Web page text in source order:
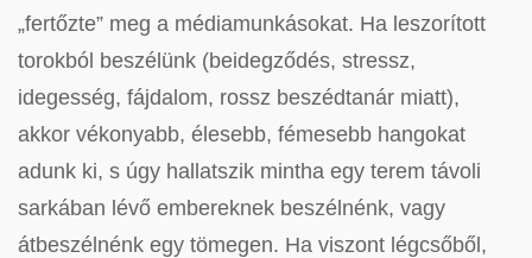
„fertőzte” meg a médiamunkásokat. Ha leszorított
torokból beszélünk (beidegződés, stressz,
idegesség, fájdalom, rossz beszédtanár miatt),
akkor vékonyabb, élesebb, fémesebb hangokat
adunk ki, s úgy hallatszik mintha egy terem távoli
sarkában lévő embereknek beszélnénk, vagy
átbeszélnénk egy tömegen. Ha viszont légcsőből,